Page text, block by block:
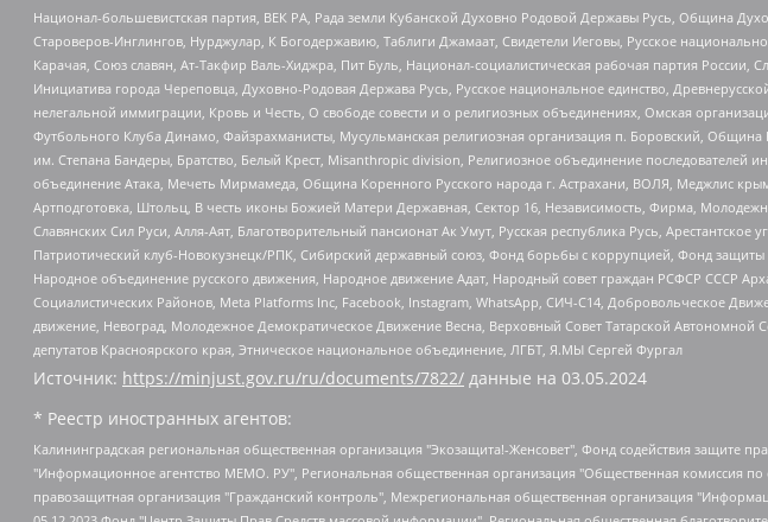
Национал-большевистская партия, ВЕК РА, Рада земли Кубанской Духовно Родовой Державы Русь, Община
Староверов-Инглингов, Нурджулар, К Богодержавию, Таблиги Джамаат, Свидетели Иеговы, Русское
Карачая, Союз славян, Ат-Такфир Валь-Хиджра, Пит Буль, Национал-социалистическая рабочая партия
Инициатива города Череповца, Духовно-Родовая Держава Русь, Русское национальное единство,
нелегальной иммиграции, Кровь и Честь, О свободе совести и о религиозных объединениях, Омская
Футбольного Клуба Динамо, Файзрахманисты, Мусульманская религиозная организация п. Боровский,
им. Степана Бандеры, Братство, Белый Крест, Misanthropic division, Религиозное объединение
объединение Атака, Мечеть Мирмамеда, Община Коренного Русского народа г. Астрахани, ВОЛЯ, Меджлис
Артподготовка, Штольц, В честь иконы Божией Матери Державная, Сектор 16, Независимость, Фирма,
Славянских Сил Руси, Алля-Аят, Благотворительный пансионат Ак Умут, Русская республика Русь,
Патриотический клуб-Новокузнецк/РПК, Сибирский державный союз, Фонд борьбы с коррупцией, Фонд
Народное объединение русского движения, Народное движение Адат, Народный совет граждан РСФСР СССР
Социалистических Районов, Meta Platforms Inc, Facebook, Instagram, WhatsApp, СИЧ-С14, Добровольческое
движение, Невоград, Молодежное Демократическое Движение Весна, Верховный Совет Татарской Автономной
депутатов Красноярского края, Этническое национальное объединение, ЛГБТ, Я.МЫ Сергей Фургал
Источник: https://minjust.gov.ru/ru/documents/7822/ данные на 03.05.2024
* Реестр иностранных агентов:
Калининградская региональная общественная организация "Экозащита!-Женсовет", Фонд содействия защите прав и свобод граждан "Общественный вердикт", Фонд "Институт Развития Свободы Информации", Частное учреждение "Информационное агентство МЕМО. РУ", Региональная общественная организация "Общественная комиссия по сохранению наследия академика Сахарова", Фонд поддержки свободы прессы, Санкт-Петербургская общественная правозащитная организация "Гражданский контроль", Межрегиональная общественная организация "Информационно-просветительский центр "Мемориал", Региональный Фонд "Центр Защиты Прав Средств Массовой Информации", с 05.12.2023 Фонд "Центр Защиты Прав Средств массовой информации", Региональная общественная благотворительная организация помощи беженцам и мигрантам "Гражданское содействие", Негосударственное образовательное учреждение дополнительного профессионального образования (повышение квалификации) специалистов "АКАДЕМИЯ ПО ПРАВАМ ЧЕЛОВЕКА", Свердловская региональная общественная организация "Сутяжник", Автономная некоммерческая организация "Центр независимых социологических исследований", Союз общественных объединений "Российский исследовательский центр по правам человека", Региональное общественное учреждение научно-информационный центр "МЕМОРИАЛ", Некоммерческая организация "Фонд защиты гласности", Автономная некоммерческая организация "Институт прав человека", Городская общественная организация "Екатеринбургское общество "МЕМОРИАЛ", Городская общественная организация "Рязанское историко-просветительское и правозащитное общество "Мемориал" (Рязанский Мемориал), Челябинский региональный орган общественной самодеятельности – женское общественное объединение "Женщины Евразии", Челябинский региональный орган общественной самодеятельности "Уральская правозащитная группа", Фонд содействия защите здоровья и социальной справедливости имени Андрея Рылькова, Автономная Некоммерческая Организация "Аналитический Центр Юрия Левады", Автономная некоммерческая организация социальной поддержки населения "Проект Апрель", Региональная общественная организация помощи женщинам и детям, находящимся в кризисной ситуации "Информационно-методический центр "Анна", Фонд содействия развитию массовых коммуникаций и правовому просвещению "Так-так-Так", Фонд содействия устойчивому развитию "Серебряная тайга", Свердловский региональный общественный фонд социальных проектов "Новое время", "Idel.Реалии", Кавказ.Реалии, Крым.Реалии, Телеканал Настоящее Время, Татаро-башкирская служба Радио Свобода (Azatliq Radiosi), Радио Свободная Европа/Радио Свобода (PCE/PC), "Сибирь.Реалии", "Фактограф", Благотворительный фонд помощи осужденным и их семьям, Автономная некоммерческая организация "Институт глобализации и социальных движений", Фонд "В защиту прав заключенных", Частное учреждение "Центр поддержки и содействия развитию средств массовой информации", Пензенский региональный общественный благотворительный фонд "Гражданский союз", "Север.Реалии", Некоммерческая организация Фонд "Правовая инициатива", Общество с ограниченной ответственностью "Радио Свободная Европа/Радио Свобода", Чешское информационное агентство "MEDIUM-ORIENT", Красноярская региональная общественная организация "Мы против СПИДа", Камалягин Денис Николаевич, Маркелов Сергей Евгеньевич, Пономарев Лев Александрович, Савицкая Людмила Алексеевна, Автономная некоммерческая организация "Центр по работе с проблемой насилия "НАСИЛИЮ.НЕТ", Межрегиональный профессиональный союз работников здравоохранения "Альянс врачей", Юридическое лицо, зарегистрированное в Латвийской Республике, SIA "Medusa Project" (регистрационный номер 40103797863, дата регистрации 10.06.2014), Некоммерческая организация "Фонд по борьбе с коррупцией", Автономная некоммерческая организация "Институт права и публичной политики", Баданин Роман Сергеевич, Гликин Максим Александрович, Железнова Мария Михайловна, Лукьянова Юлия Сергеевна, Маетная Елизавета Витальевна, Маняхин Петр Борисович, Чуракова Ольга Владимировна, Ярош Юлия Петровна, Юридическое лицо "The Insider SIA", зарегистрированное в Риге, Латвийская Республика (дата регистрации 26.06.2015), являющееся администратором доменного имени интернет-издания "The Insider SIA", https://theins.ru, Постернак Алексей Евгеньевич, Рубин Михаил Аркадьевич, Анин Роман Александрович, Юридическое лицо Istories fonds, зарегистрированное в Латвийской Республике (регистрационный номер 50008295751, дата регистрации 24.02.2020), Великовский Дмитрий Александрович, Долинина Ирина Николаевна, Мароховская Алеся Алексеевна, Шлейнов Роман Юрьевич, Шмагун Олеся Валентиновна, Общество с ограниченной ответственностью "Альтаир 2021", Общество с ограниченной ответственностью "Вега 2021", Общество с ограниченной ответственностью "Главный редактор 2021", Общество с ограниченной